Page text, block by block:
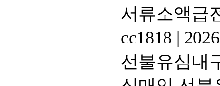
서류소액급
cc1818 |
선불유심내